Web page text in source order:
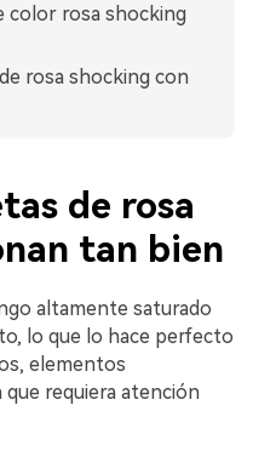
color rosa shocking
rosa shocking con
de rosa
tan bien
altamente saturado
lo que lo hace perfecto
elementos
requiera atención